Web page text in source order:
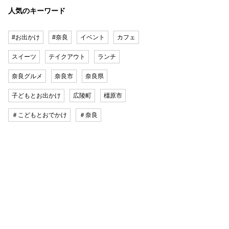
人気のキーワード
#お出かけ #奈良 イベント カフェ
スイーツ テイクアウト ランチ
奈良グルメ 奈良市 奈良県
子どもとお出かけ 広陵町 橿原市
＃こどもとおでかけ ＃奈良